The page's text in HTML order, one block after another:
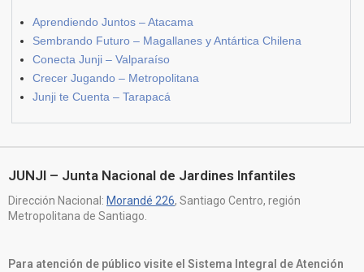
Aprendiendo Juntos – Atacama
Sembrando Futuro – Magallanes y Antártica Chilena
Conecta Junji – Valparaíso
Crecer Jugando – Metropolitana
Junji te Cuenta – Tarapacá
JUNJI – Junta Nacional de Jardines Infantiles
Dirección Nacional: Morandé 226, Santiago Centro, región
Metropolitana de Santiago.
Para atención de público visite el Sistema Integral de Atención